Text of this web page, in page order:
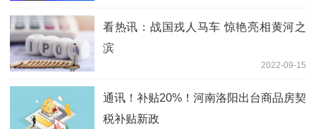
看热讯：战国戎人马车 惊艳亮相黄河之
滨
2022-09-15
通讯！补贴20%！河南洛阳出台商品房契
税补贴新政